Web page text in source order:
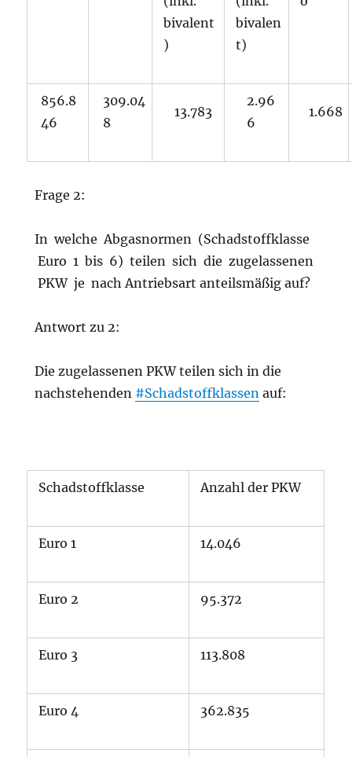
bivalent
)
bivalen
t)
856.8
46
309.04
8
13.783
2.96
6
1.668
Frage 2:
In welche Abgasnormen (Schadstoffklasse
Euro 1 bis 6) teilen sich die zugelassenen
PKW je nach Antriebsart anteilsmäßig auf?
Antwort zu 2:
Die zugelassenen PKW teilen sich in die
nachstehenden #Schadstoffklassenauf:
Schadstoffklasse Anzahl der PKW
Euro 1 14.046
Euro 2 95.372
Euro 3 113.808
Euro 4 362.835